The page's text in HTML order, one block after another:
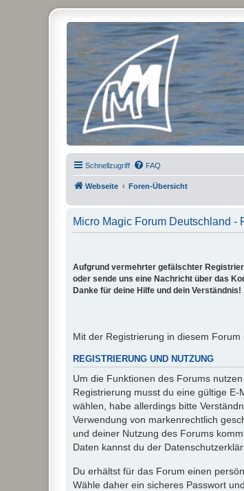
Micro Magic Forum
Schnellzugriff FAQ
Webseite Foren-Übersicht
Micro Magic Forum Deutschland -
Aufgrund vermehrter gefälschter
oder sende uns eine Nachricht über das
Danke für deine Hilfe und dein Verständnis!
Mit der Registrierung in diesem
REGISTRIERUNG UND NUTZUNG
Um die Funktionen des Forums
Registrierung musst du eine gültige
wählen, habe allerdings bitte
Verwendung von markenrechtlich
und deiner Nutzung des Forums
Daten kannst du der
Du erhältst für das Forum einen
Wähle daher ein sicheres Passwort